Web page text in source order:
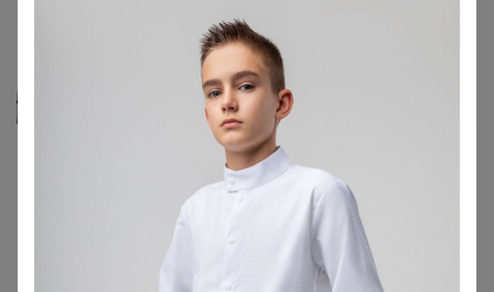
, Наталья, спасибо за чудесный отзыв!
Рада, что остались довольны!
‌Пожалуйста, напишите какой размер вы приобрели и